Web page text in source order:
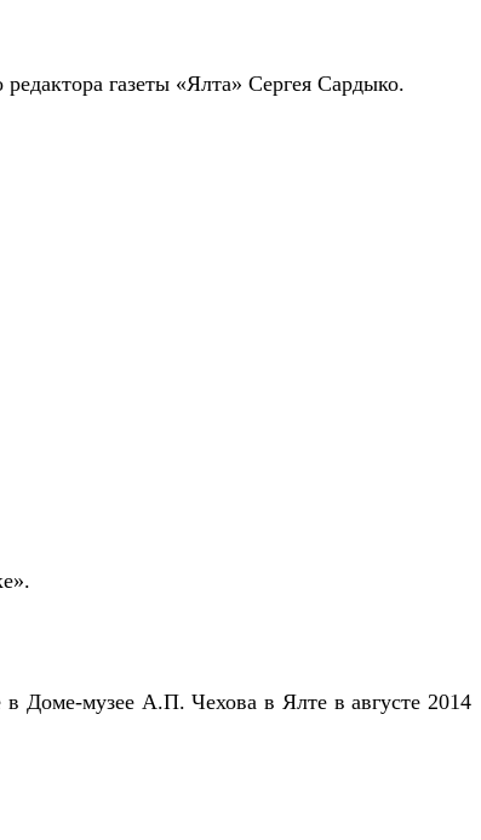
газеты «Ялта» Сергея Сардыко.
Доме-музее А.П. Чехова в Ялте в августе 2014